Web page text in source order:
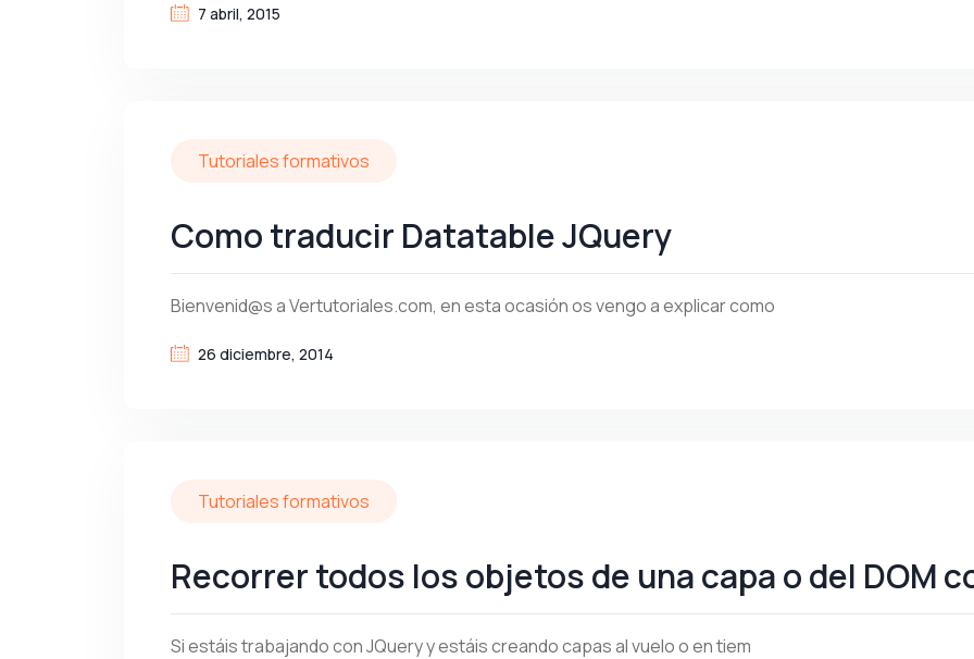
7 abril, 2015
Tutoriales formativos
Como traducir Datatable JQuery
Bienvenid@s a Vertutoriales.com, en esta ocasión os vengo a explicar como
26 diciembre, 2014
Tutoriales formativos
Recorrer todos los objetos de una capa o del DOM
Si estáis trabajando con JQuery y estáis creando capas al vuelo o en tiem